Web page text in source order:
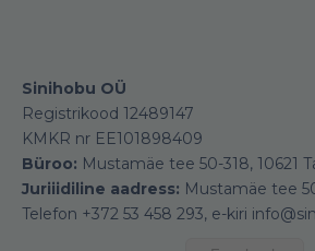
Sinihobu OÜ
Registrikood 12489147
KMKR nr EE101898409
Büroo: Mustamäe tee 50-318, 10621
Juriiidiline aadress: Mustamäe tee
Telefon +372 53 458 293, e-kiri